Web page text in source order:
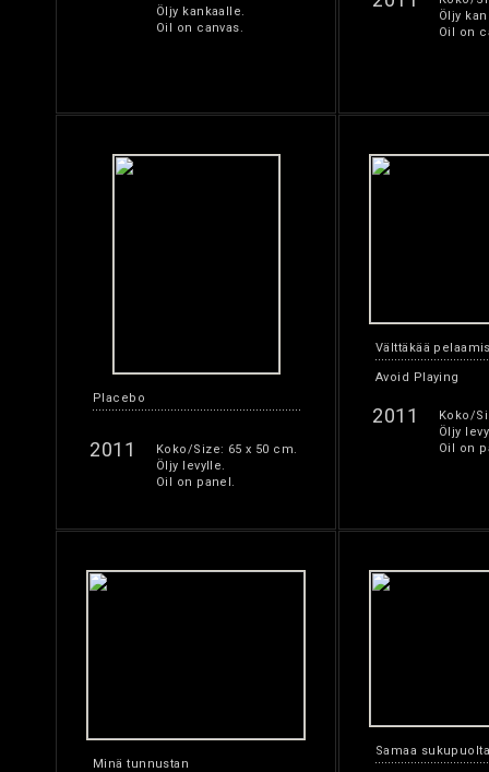
Öljy kankaalle.
Oil on canvas.
Öljy
Oil on
Placebo
2011
Koko/Size: 65 x 50 cm.
Öljy levylle.
Oil on panel.
Välttäkää
Avoid Playing
2011
Koko/
Öljy
Oil on
Minä tunnustan
Samaa